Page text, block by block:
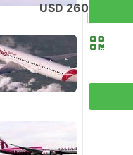
USD 260